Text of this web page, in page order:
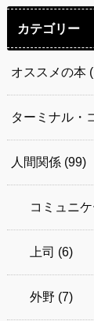
カテゴリー
オススメの本
ターミナル・
人間関係 (99)
コミュニケ
上司 (6)
外野 (7)